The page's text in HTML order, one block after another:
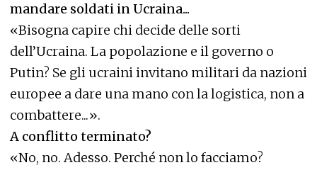
mandare soldati in Ucraina...
«Bisogna capire chi decide delle sorti
dell’Ucraina. La popolazione e il governo o
Putin? Se gli ucraini invitano militari da nazioni
europee a dare una mano con la logistica, non a
combattere...».
A conflitto terminato?
«No, no. Adesso. Perché non lo facciamo?